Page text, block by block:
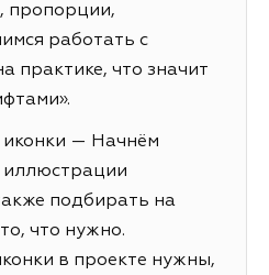
пропорции,
работать с
практике, что значит
— Начнём
иллюстрации
подбирать на
что нужно.
в проекте нужны,